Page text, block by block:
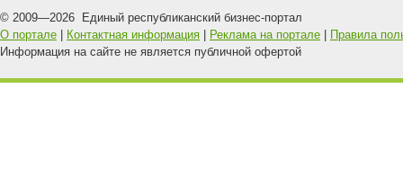
© 2009—2026 Единый республиканский бизнес-портал
О портале
Контактная информация Реклама на портале
Правила
Информация на сайте не является публичной офертой